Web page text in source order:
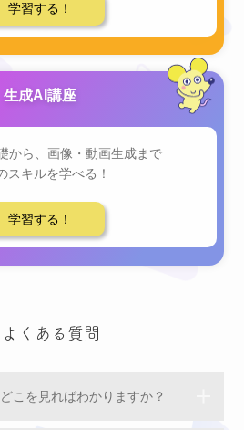
学習する！
生成AI講座
から、画像・動画生成まで
スキルを学べる！
学習する！
よくある質問
こを見ればわかりますか？